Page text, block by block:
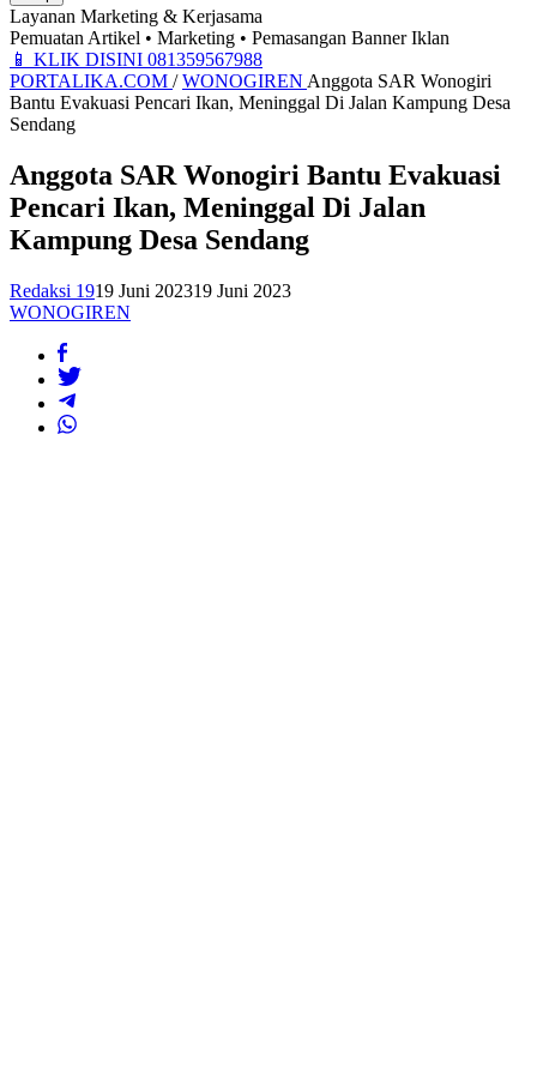
Layanan Marketing & Kerjasama
Pemuatan Artikel • Marketing • Pemasangan Banner Iklan
📱 KLIK DISINI 081359567988
PORTALIKA.COM / WONOGIREN Anggota SAR Wonogiri
Bantu Evakuasi Pencari Ikan, Meninggal Di Jalan Kampung Desa
Sendang
Anggota SAR Wonogiri Bantu Evakuasi
Pencari Ikan, Meninggal Di Jalan
Kampung Desa Sendang
Redaksi 1919 Juni 202319 Juni 2023
WONOGIREN